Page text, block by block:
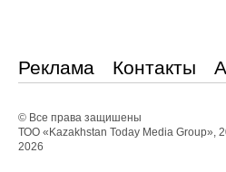
Реклама Контакты
© Все права защишены
ТОО «Kazakhstan Today Media Group»,
2026